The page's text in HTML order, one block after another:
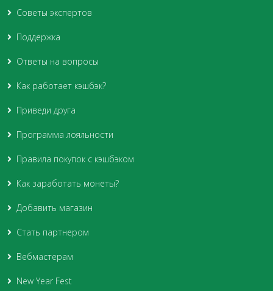
Советы экспертов
Поддержка
Ответы на вопросы
Как работает кэшбэк?
Приведи друга
Программа лояльности
Правила покупок с кэшбэком
Как заработать монеты?
Добавить магазин
Стать партнером
Вебмастерам
New Year Fest